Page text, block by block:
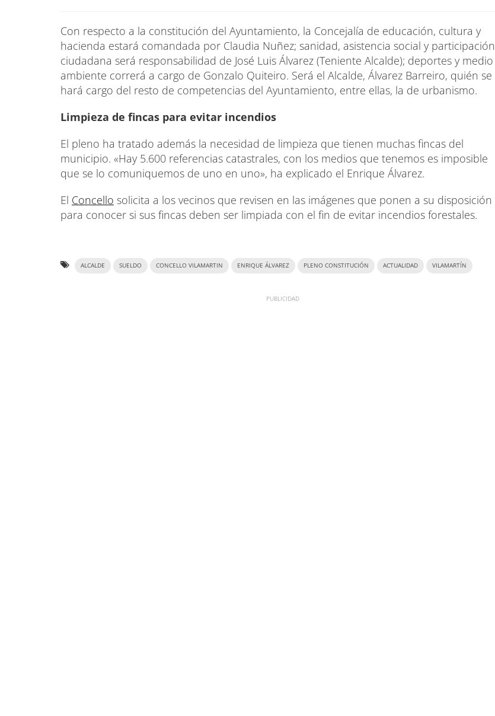
Con respecto a la constitución del Ayuntamiento, la Concejalía de educación, cultura y
hacienda estará comandada por Claudia Nuñez; sanidad, asistencia social y participación
ciudadana será responsabilidad de José Luis Álvarez (Teniente Alcalde); deportes y medio
ambiente correrá a cargo de Gonzalo Quiteiro. Será el Alcalde, Álvarez Barreiro, quién se
hará cargo del resto de competencias del Ayuntamiento, entre ellas, la de urbanismo.
Limpieza de fincas para evitar incendios
El pleno ha tratado además la necesidad de limpieza que tienen muchas fincas del
municipio. «Hay 5.600 referencias catastrales, con los medios que tenemos es imposible
que se lo comuniquemos de uno en uno», ha explicado el Enrique Álvarez.
El Concello solicita a los vecinos que revisen en las imágenes que ponen a su disposición
para conocer si sus fincas deben ser limpiada con el fin de evitar incendios forestales.
ALCALDE SUELDO CONCELLO VILAMARTIN ENRIQUE ÁLVAREZ PLENO CONSTITUCIÓN ACTUALIDAD VILAMARTÍN